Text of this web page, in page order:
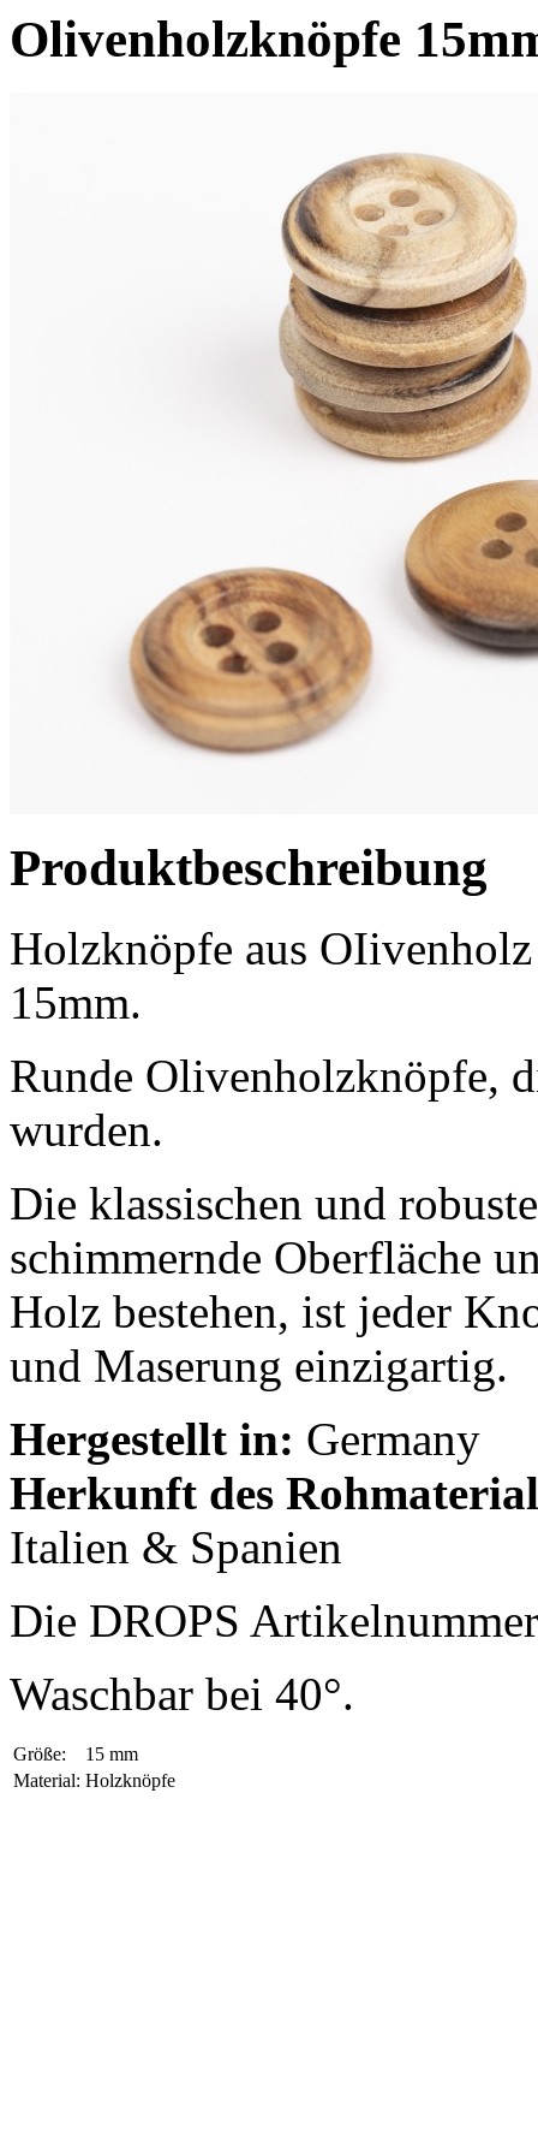
Olivenholzknöpfe
Produktbeschreibung
Holzknöpfe aus
15mm.
Runde Olivenholzknöpfe,
wurden.
Die klassischen und
schimmernde Oberfläche
Holz bestehen, ist jeder
und Maserung einzigartig.
Hergestellt in: Germany
Herkunft des
Italien & Spanien
Die DROPS
Waschbar bei 40°.
Größe:
15 mm
Material: Holzknöpfe